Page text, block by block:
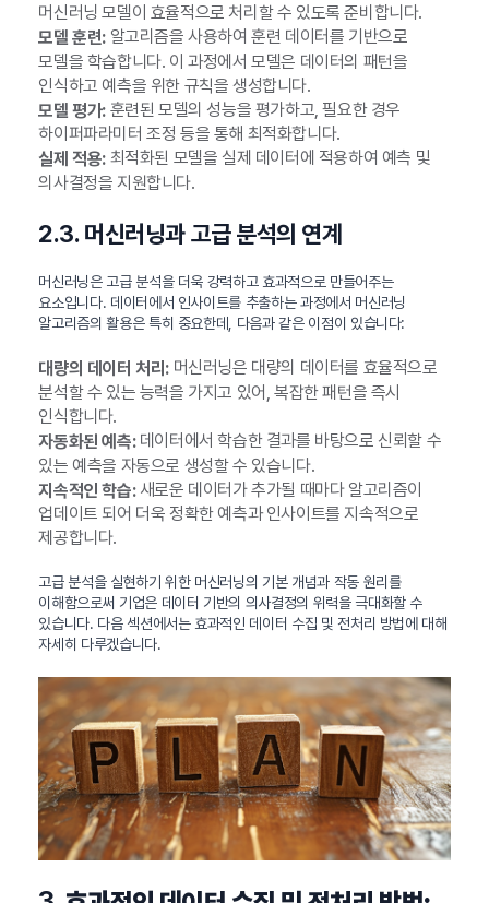
머신러닝 모델이 효율적으로 처리할 수 있도록 준비합니다.
모델 훈련:알고리즘을 사용하여 훈련 데이터를 기반으로
모델을 학습합니다. 이 과정에서 모델은 데이터의 패턴을
인식하고 예측을 위한 규칙을 생성합니다.
모델 평가:훈련된 모델의 성능을 평가하고, 필요한 경우
하이퍼파라미터 조정 등을 통해 최적화합니다.
실제 적용:최적화된 모델을 실제 데이터에 적용하여 예측 및
의사결정을 지원합니다.
2.3. 머신러닝과 고급 분석의 연계
머신러닝은 고급 분석을 더욱 강력하고 효과적으로 만들어주는
요소입니다. 데이터에서 인사이트를 추출하는 과정에서 머신러닝
알고리즘의 활용은 특히 중요한데, 다음과 같은 이점이 있습니다:
대량의 데이터 처리:머신러닝은 대량의 데이터를 효율적으로
분석할 수 있는 능력을 가지고 있어, 복잡한 패턴을 즉시
인식합니다.
자동화된 예측:데이터에서 학습한 결과를 바탕으로 신뢰할 수
있는 예측을 자동으로 생성할 수 있습니다.
지속적인 학습:새로운 데이터가 추가될 때마다 알고리즘이
업데이트 되어 더욱 정확한 예측과 인사이트를 지속적으로
제공합니다.
고급 분석을 실현하기 위한 머신러닝의 기본 개념과 작동 원리를
이해함으로써 기업은 데이터 기반의 의사결정의 위력을 극대화할 수
있습니다. 다음 섹션에서는 효과적인 데이터 수집 및 전처리 방법에 대해
자세히 다루겠습니다.